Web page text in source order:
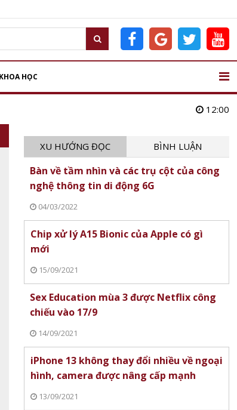
KHOA HỌC
12:00
XU HƯỚNG ĐỌC BÌNH LUẬN
Bàn về tầm nhìn và các trụ cột của công
nghệ thông tin di động 6G
04/03/2022
Chip xử lý A15 Bionic của Apple có gì
mới
15/09/2021
Sex Education mùa 3 được Netflix công
chiếu vào 17/9
14/09/2021
iPhone 13 không thay đổi nhiều về ngoại
hình, camera được nâng cấp mạnh
13/09/2021